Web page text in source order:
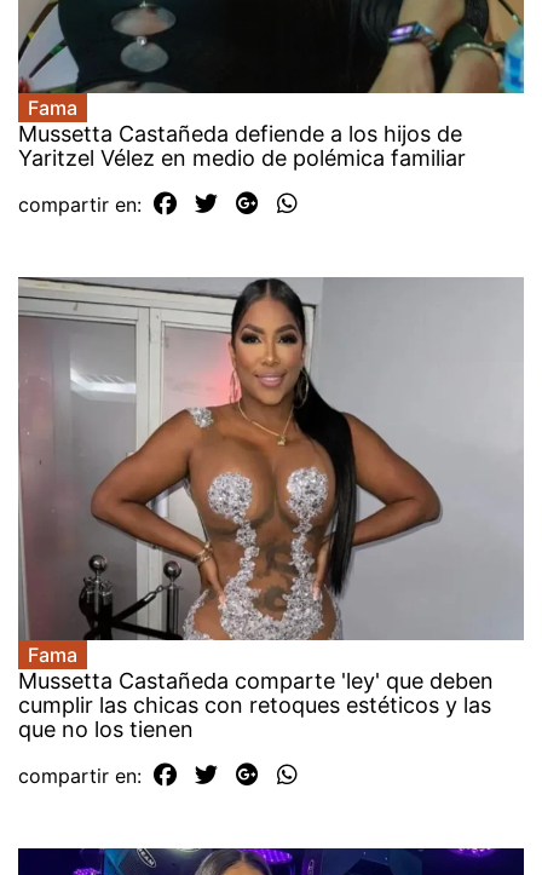
Fama
Mussetta Castañeda defiende a los hijos de
Yaritzel Vélez en medio de polémica familiar
compartir en:
Fama
Mussetta Castañeda comparte 'ley' que deben
cumplir las chicas con retoques estéticos y las
que no los tienen
compartir en: